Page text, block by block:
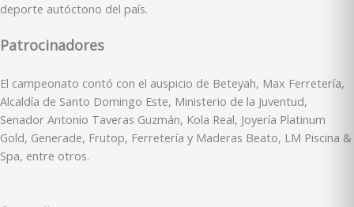
deporte autóctono del país.
Patrocinadores
El campeonato contó con el auspicio de Beteyah, Max Ferretería,
Alcaldía de Santo Domingo Este, Ministerio de la Juventud,
Senador Antonio Taveras Guzmán, Kola Real, Joyería Platinum
Gold, Generade, Frutop, Ferretería y Maderas Beato, LM Piscina &
Spa, entre otros.